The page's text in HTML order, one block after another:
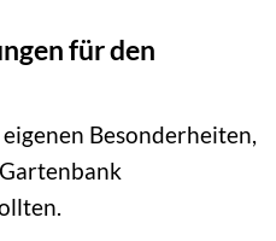
für den
Besonderheiten,